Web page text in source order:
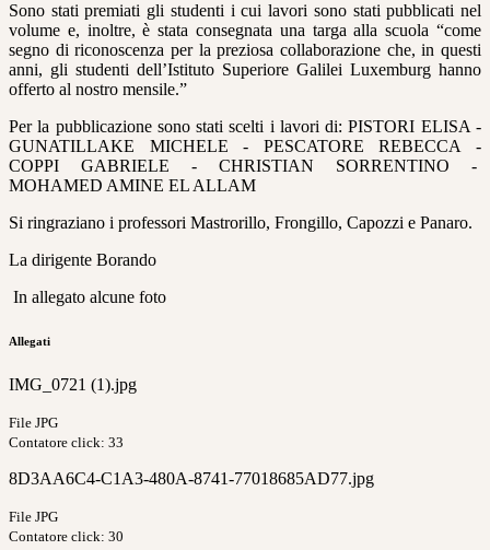
Sono stati premiati gli studenti i cui lavori sono stati pubblicati nel
volume e, inoltre, è stata consegnata una targa alla scuola “come
segno di riconoscenza per la preziosa collaborazione che, in questi
anni, gli studenti dell’Istituto Superiore Galilei Luxemburg hanno
offerto al nostro mensile.”
Per la pubblicazione sono stati scelti i lavori di: PISTORI ELISA -
GUNATILLAKE MICHELE - PESCATORE REBECCA -
COPPI GABRIELE - CHRISTIAN SORRENTINO -
MOHAMED AMINE EL ALLAM
Si ringraziano i professori Mastrorillo, Frongillo, Capozzi e Panaro.
La dirigente Borando
In allegato alcune foto
Allegati
IMG_0721 (1).jpg
File JPG
Contatore click: 33
8D3AA6C4-C1A3-480A-8741-77018685AD77.jpg
File JPG
Contatore click: 30